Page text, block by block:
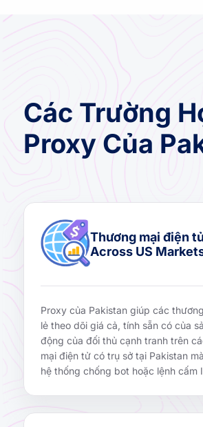
Các Trường
Proxy Của
Thương mại điện
Across US
Proxy của Pakistan giúp các
lẻ theo dõi giá cả, tính sẵn có của
động của đối thủ cạnh tranh trên
mại điện tử có trụ sở tại Pakistan
hệ thống chống bot hoặc lệnh cấm